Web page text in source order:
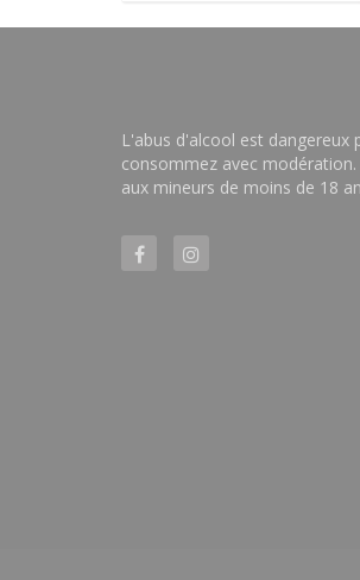
L'abus d'alcool est dangereux
consommez avec
aux mineurs de moins de 18